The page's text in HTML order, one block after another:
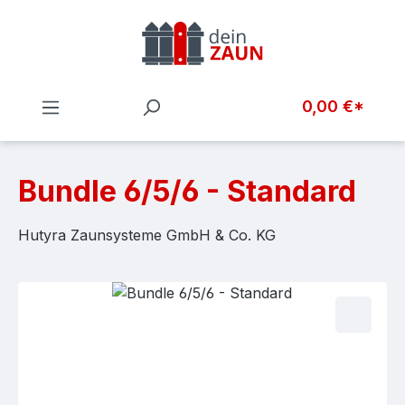
Zum Hauptinhalt springen
0,00 €*
Bundle 6/5/6 - Standard
Hutyra Zaunsysteme GmbH & Co. KG
Bildergalerie überspringen